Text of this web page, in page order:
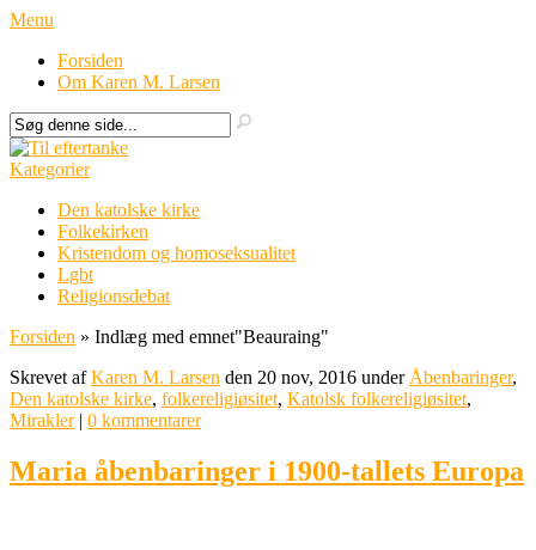
Menu
Forsiden
Om Karen M. Larsen
Kategorier
Den katolske kirke
Folkekirken
Kristendom og homoseksualitet
Lgbt
Religionsdebat
Forsiden » Indlæg med emnet"Beauraing"
Skrevet afKaren M. Larsen den 20 nov, 2016 under Åbenbaringer,
Den katolske kirke, folkereligiøsitet, Katolsk folkereligiøsitet,
Mirakler| 0 kommentarer
Maria åbenbaringer i 1900-tallets Europa